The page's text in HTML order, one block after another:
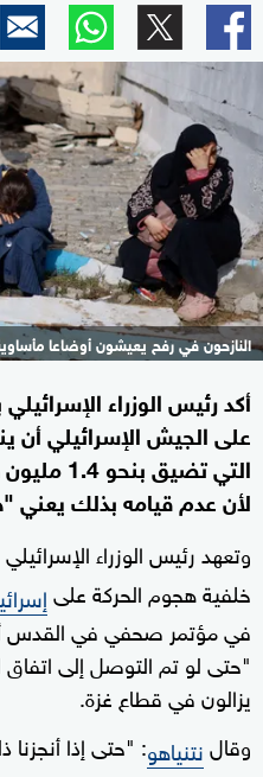
النازحون في رفح يعيشون أوضاعا
أكد رئيس الوزراء
على الجيش الإسرائيلي أن
التي
لأن عدم قيامه بذلك
وتعهد رئيس الوزراء
خلفية هجوم الحركة على
في مؤتمر صحفي في القدس
"حتى لو تم التوصل إلى اتفاق
يزالون في قطاع غزة.
وقالنتنياهو: "حتى إذا